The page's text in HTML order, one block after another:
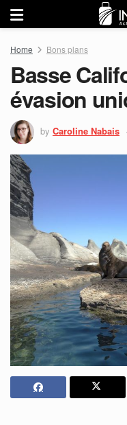
Home Bons plans
Basse
évasion
by Caroline Nabais